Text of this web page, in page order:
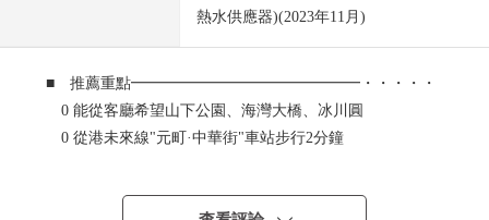
熱水供應器)(2023年11月)
■ 推薦重點━━━━━━━━━━━━━━━・・・・・
0 能從客廳希望山下公園、海灣大橋、冰川圓
0 從港未來線"元町·中華街"車站步行2分鐘
0 93戶總戶數，設計施工是大成建設株式會社